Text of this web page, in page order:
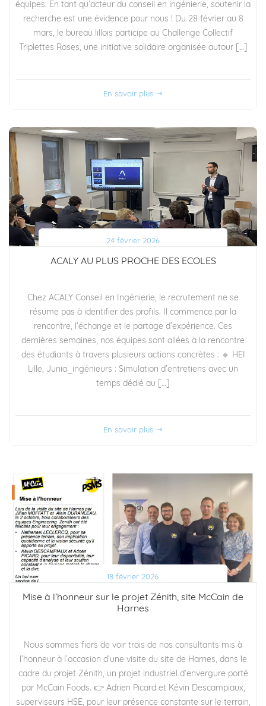
équipes. En tant qu’acteur du conseil en ingénierie, soutenir la
recherche est une évidence pour nous ! Du 28 février au 8
mars, le bureau lillois participe au Challenge Collectif
Triplettes Roses, une initiative solidaire organisée autour […]
En savoir plus
24 février 2026
ACALY AU PLUS PROCHE DES ECOLES
Chez ACALY Conseil en Ingénierie, le recrutement ne se
résume pas à identifier des profils. Il commence par la
rencontre, l’échange et le partage d’expérience. Ces
dernières semaines, nos équipes sont allées à la rencontre
des étudiants à travers plusieurs actions concrètes : 🔹 HEI
Lille, Junia_ingénieurs : Simulation d’entretiens avec un
temps dédié au […]
En savoir plus
18 février 2026
Mise à l’honneur sur le projet Zénith, site McCain de
Harnes
Nous sommes fiers de voir trois de nos consultants mis à
l’honneur à l’occasion d’une visite du site de Harnes, dans le
cadre du projet Zénith, un projet industriel d’envergure porté
par McCain Foods. 👉 Adrien Picard et Kévin Descampiaux,
superviseurs HSE, pour leur présence constante sur le terrain,